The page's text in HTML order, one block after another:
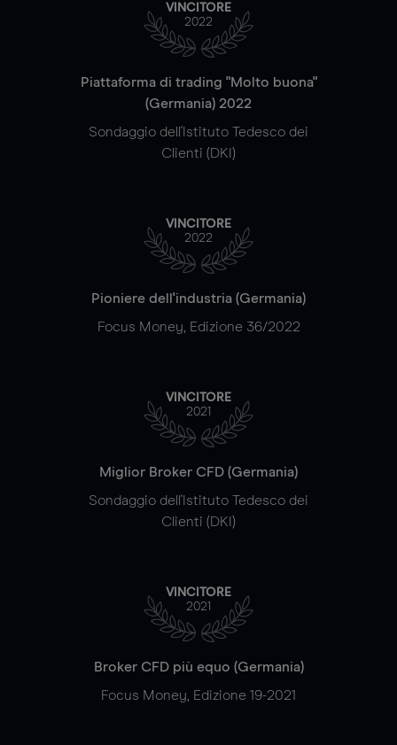
VINCITORE
2022
Piattaforma di trading "Molto buona"
(Germania) 2022
Sondaggio dell'Istituto Tedesco dei
Clienti (DKI)
VINCITORE
2022
Pioniere dell'industria (Germania)
Focus Money, Edizione 36/2022
VINCITORE
2021
Miglior Broker CFD (Germania)
Sondaggio dell'Istituto Tedesco dei
Clienti (DKI)
VINCITORE
2021
Broker CFD più equo (Germania)
Focus Money, Edizione 19-2021